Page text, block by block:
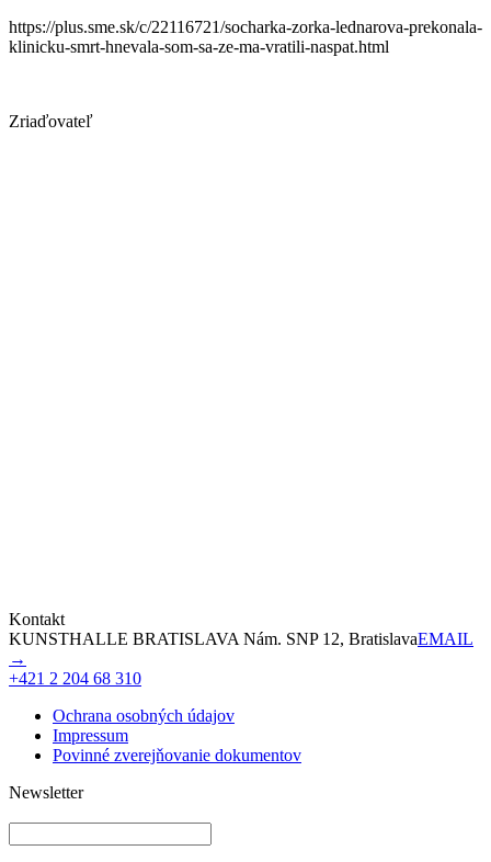
https://plus.sme.sk/c/22116721/socharka-zorka-lednarova-prekonala-
klinicku-smrt-hnevala-som-sa-ze-ma-vratili-naspat.html
Zriaďovateľ
Kontakt
KUNSTHALLE BRATISLAVA Nám. SNP 12, BratislavaEMAIL
→
+421 2 204 68 310
Ochrana osobných údajov
Impressum
Povinné zverejňovanie dokumentov
Newsletter